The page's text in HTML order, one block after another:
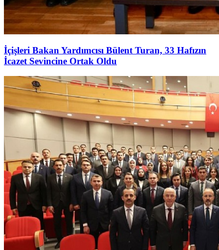
İçişleri Bakan Yardımcısı Bülent Turan, 33 Hafızın
İcazet Sevincine Ortak Oldu